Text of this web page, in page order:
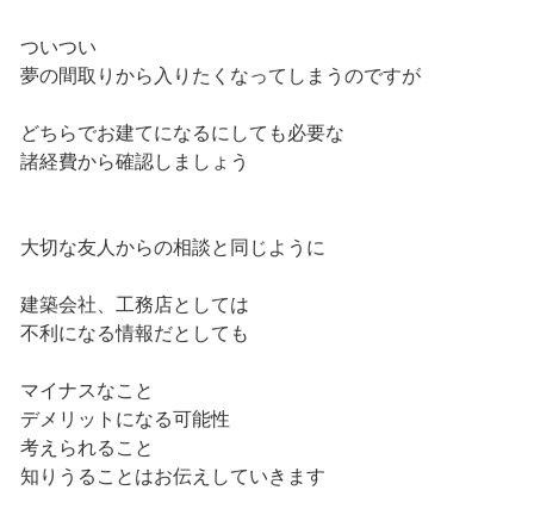
ついつい
夢の間取りから入りたくなってしまうのですが
どちらでお建てになるにしても必要な
諸経費から確認しましょう
大切な友人からの相談と同じように
建築会社、工務店としては
不利になる情報だとしても
マイナスなこと
デメリットになる可能性
考えられること
知りうることはお伝えしていきます